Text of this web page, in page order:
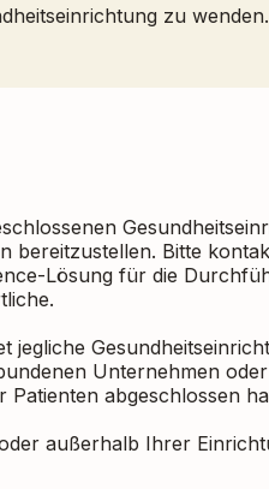
zu wenden.
bereitzustellen. Bitte
Lösung für die
jegliche
Unternehmen
abgeschlossen
außerhalb Ihrer